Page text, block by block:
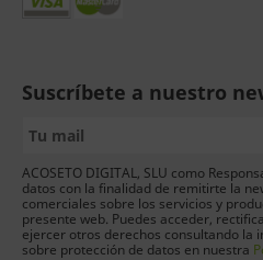
Suscríbete a nuestro
ACOSETO DIGITAL, SLU como
datos con la finalidad de remitirte la
comerciales sobre los servicios y
presente web. Puedes acceder,
ejercer otros derechos consultando la
sobre protección de datos en nuestra